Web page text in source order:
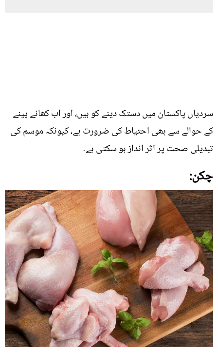
سردیاں پاکستان میں دستک دینے کو ہیں، اور اب کھانے پینے
کے حوالے سے بھی احتیاط کی ضرورت ہے، کیونکہ موسم کی
تبدیلی صحت پر اثر انداز ہو سکتی ہے۔
چکن: